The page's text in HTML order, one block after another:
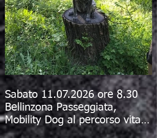
Sabato 11.07.2026 ore 8.30
Bellinzona Passeggiata,
Mobility Dog al percorso vita e
bagno al fiume